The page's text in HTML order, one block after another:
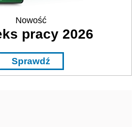
Nowość
pracy 2026
Sprawdź